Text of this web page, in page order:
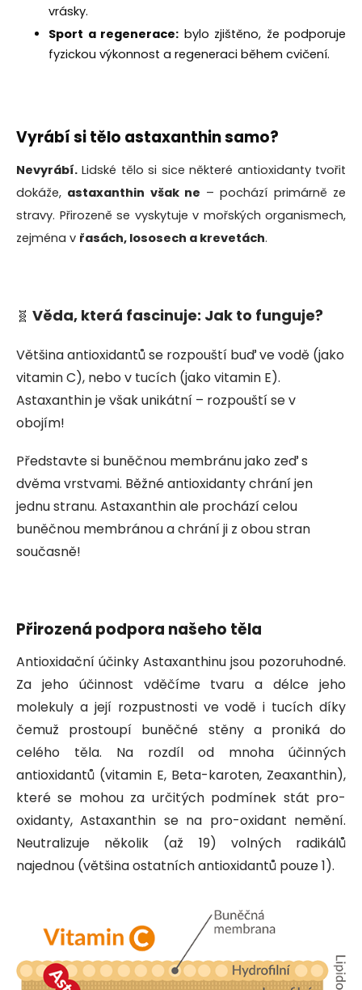
vrásky.
Sport a regenerace: bylo zjištěno, že podporuje
fyzickou výkonnost a regeneraci během cvičení.
Vyrábí si tělo astaxanthin samo?
Nevyrábí. Lidské tělo si sice některé antioxidanty tvořit
dokáže, astaxanthin však ne – pochází primárně ze
stravy. Přirozeně se vyskytuje v mořských organismech,
zejména v řasách, lososech a krevetách.
🧬 Věda, která fascinuje: Jak to funguje?
Většina antioxidantů se rozpouští buď ve vodě (jako
vitamin C), nebo v tucích (jako vitamin E).
Astaxanthin je však unikátní – rozpouští se v
obojím!
Představte si buněčnou membránu jako zeď s
dvěma vrstvami. Běžné antioxidanty chrání jen
jednu stranu. Astaxanthin ale prochází celou
buněčnou membránou a chrání ji z obou stran
současně!
Přirozená podpora našeho těla
Antioxidační účinky Astaxanthinu jsou pozoruhodné.
Za jeho účinnost vděčíme tvaru a délce jeho
molekuly a její rozpustnosti ve vodě i tucích díky
čemuž prostoupí buněčné stěny a proniká do
celého těla. Na rozdíl od mnoha účinných
antioxidantů (vitamin E, Beta-karoten, Zeaxanthin),
které se mohou za určitých podmínek stát pro-
oxidanty, Astaxanthin se na pro-oxidant nemění.
Neutralizuje několik (až 19) volných radikálů
najednou (většina ostatních antioxidantů pouze 1).